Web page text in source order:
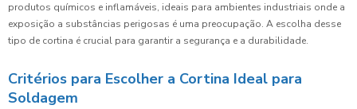
produtos químicos e inflamáveis, ideais para ambientes industriais onde a
exposição a substâncias perigosas é uma preocupação. A escolha desse
tipo de cortina é crucial para garantir a segurança e a durabilidade.
Critérios para Escolher a Cortina Ideal para
Soldagem